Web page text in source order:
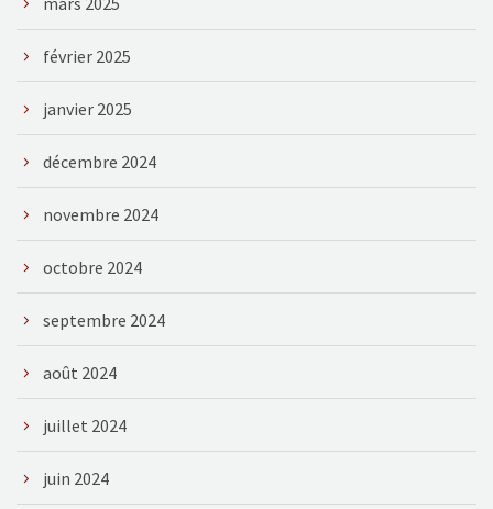
février 2025
janvier 2025
décembre 2024
novembre 2024
octobre 2024
septembre 2024
août 2024
juillet 2024
juin 2024